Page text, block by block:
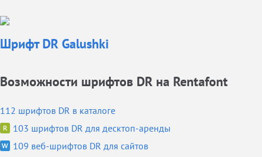
ШрифтDR Galushki
Возможности шрифтов DR на Rentafont
112 шрифтов DR в каталоге
103 шрифтов DR для десктоп-аренды
109 веб-шрифтов DR для сайтов